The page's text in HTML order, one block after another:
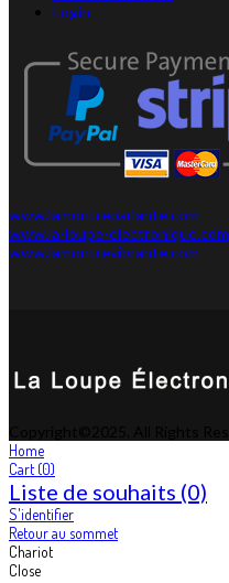
Login
www.lamontreparlante.com
www.la-loupe-electronique.com
www.lamontrevibrante.com
Home
Cart (0)
Liste de souhaits (0)
S'identifier
Retour au sommet
Chariot
Close